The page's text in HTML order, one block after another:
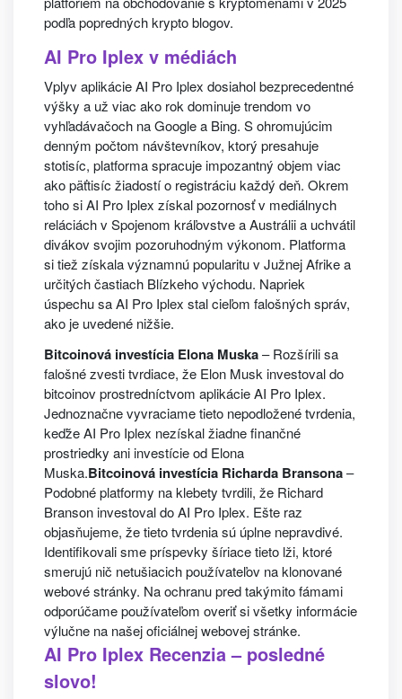
podľa popredných krypto blogov.
AI Pro Iplex v médiách
Vplyv aplikácie AI Pro Iplex dosiahol bezprecedentné
výšky a už viac ako rok dominuje trendom vo
vyhľadávačoch na Google a Bing. S ohromujúcim
denným počtom návštevníkov, ktorý presahuje
stotisíc, platforma spracuje impozantný objem viac
ako päťtisíc žiadostí o registráciu každý deň. Okrem
toho si AI Pro Iplex získal pozornosť v mediálnych
reláciách v Spojenom kráľovstve a Austrálii a uchvátil
divákov svojim pozoruhodným výkonom. Platforma
si tiež získala významnú popularitu v Južnej Afrike a
určitých častiach Blízkeho východu. Napriek
úspechu sa AI Pro Iplex stal cieľom falošných správ,
ako je uvedené nižšie.
Bitcoinová investícia Elona Muska– Rozšírili sa
falošné zvesti tvrdiace, že Elon Musk investoval do
bitcoinov prostredníctvom aplikácie AI Pro Iplex.
Jednoznačne vyvraciame tieto nepodložené tvrdenia,
keďže AI Pro Iplex nezískal žiadne finančné
prostriedky ani investície od Elona
Muska.Bitcoinová investícia Richarda Bransona–
Podobné platformy na klebety tvrdili, že Richard
Branson investoval do AI Pro Iplex. Ešte raz
objasňujeme, že tieto tvrdenia sú úplne nepravdivé.
Identifikovali sme príspevky šíriace tieto lži, ktoré
smerujú nič netušiacich používateľov na klonované
webové stránky. Na ochranu pred takýmito fámami
odporúčame používateľom overiť si všetky informácie
výlučne na našej oficiálnej webovej stránke.
AI Pro Iplex Recenzia – posledné
slovo!